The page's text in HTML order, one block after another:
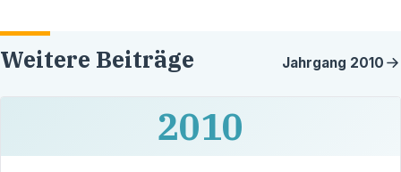
Weitere Beiträge Jahrgang 2010
2010